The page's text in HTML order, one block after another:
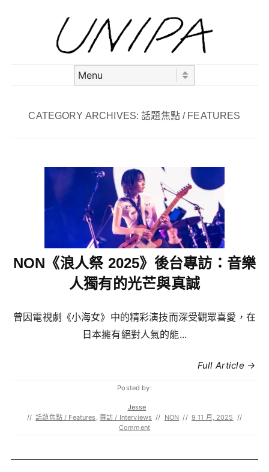
CATEGORY ARCHIVES:話題焦點 / FEATURES
NON《浪人祭 2025》後台專訪：音樂
人獨有的光芒與真誠
曾因電視劇《小海女》中的精彩演技而深受觀眾喜愛，在
日本擁有絕對人氣的能...
Full Article →
Posted by:
Jesse
// 話題焦點 / Features , 專訪 / Interviews // NON // 9 11 月, 2025 //
Comment